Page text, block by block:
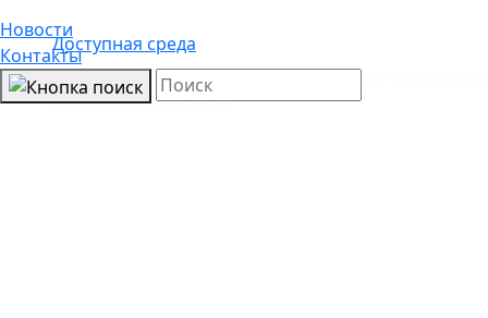
Новости
Контакты
Доступная среда
Санкт-Петербургское государственное
инициатив «ВЕКТОР»